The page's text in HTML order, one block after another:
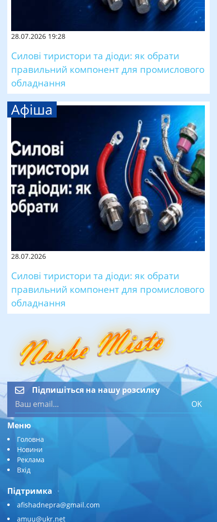
28.07.2026 19:28
Силові тиристори та діоди: як обрати
правильний компонент для промислового
обладнання
Афіша
28.07.2026
Силові тиристори та діоди: як обрати
правильний компонент для промислового
обладнання
Підпишіться на нашу розсилку
OK
Меню
Головна
Новини
Реклама
Вхід
Підтримка
afishadnepra@gmail.com
amuu@ukr.net